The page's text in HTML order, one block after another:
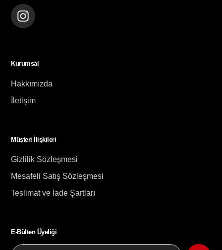
Instagram
Kurumsal
Hakkımızda
İletişim
Müşteri İlişkileri
Gizlilik Sözleşmesi
Mesafeli Satış Sözleşmesi
Teslimat ve İade Şartları
E-Bülten Üyeliği